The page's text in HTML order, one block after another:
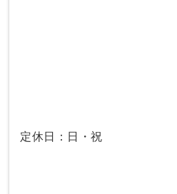
定休日：日・祝